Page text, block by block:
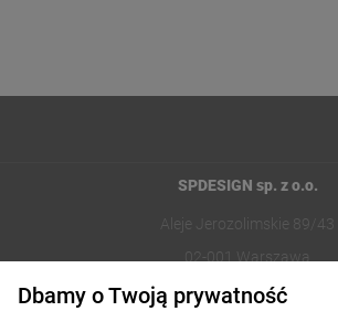
SPDESIGN sp. z o.o.
Aleje Jerozolimskie 89/43
02-001 Warszawa
Dbamy o Twoją prywatność